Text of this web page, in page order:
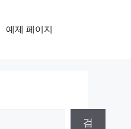
예제 페이지
검